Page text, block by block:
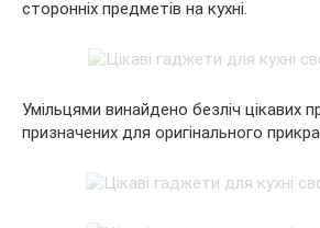
сторонніх предметів на кухні.
Умільцями винайдено безліч цікавих
призначених для оригінального